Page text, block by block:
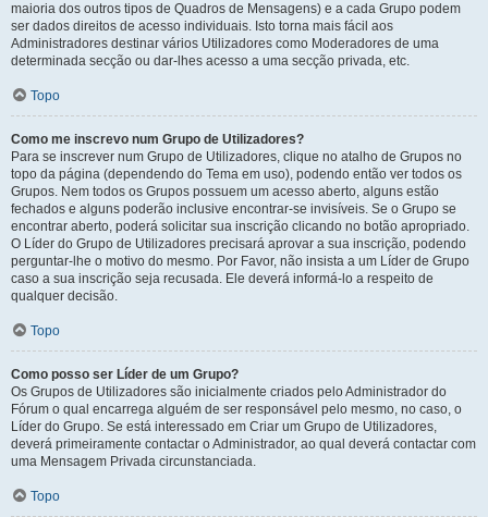
maioria dos outros tipos de Quadros de Mensagens) e a cada Grupo podem
ser dados direitos de acesso individuais. Isto torna mais fácil aos
Administradores destinar vários Utilizadores como Moderadores de uma
determinada secção ou dar-lhes acesso a uma secção privada, etc.
Topo
Como me inscrevo num Grupo de Utilizadores?
Para se inscrever num Grupo de Utilizadores, clique no atalho de Grupos no
topo da página (dependendo do Tema em uso), podendo então ver todos os
Grupos. Nem todos os Grupos possuem um acesso aberto, alguns estão
fechados e alguns poderão inclusive encontrar-se invisíveis. Se o Grupo se
encontrar aberto, poderá solicitar sua inscrição clicando no botão apropriado.
O Líder do Grupo de Utilizadores precisará aprovar a sua inscrição, podendo
perguntar-lhe o motivo do mesmo. Por Favor, não insista a um Líder de Grupo
caso a sua inscrição seja recusada. Ele deverá informá-lo a respeito de
qualquer decisão.
Topo
Como posso ser Líder de um Grupo?
Os Grupos de Utilizadores são inicialmente criados pelo Administrador do
Fórum o qual encarrega alguém de ser responsável pelo mesmo, no caso, o
Líder do Grupo. Se está interessado em Criar um Grupo de Utilizadores,
deverá primeiramente contactar o Administrador, ao qual deverá contactar com
uma Mensagem Privada circunstanciada.
Topo